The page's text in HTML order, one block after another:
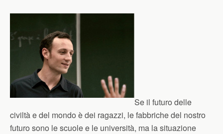
Se il futuro delle
civiltà e del mondo è dei ragazzi, le fabbriche del nostro
futuro sono le scuole e le università, ma la situazione